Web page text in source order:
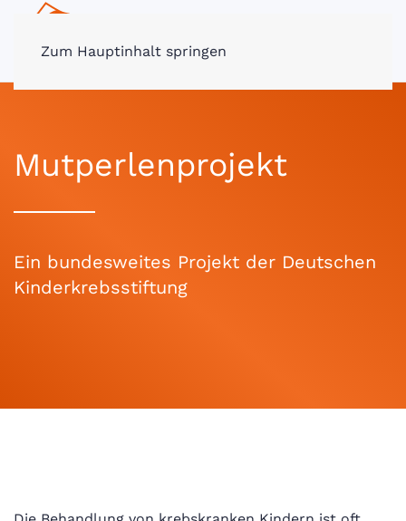
Zum Hauptinhalt springen
Mutperlenprojekt
Ein bundesweites Projekt der Deutschen
Kinderkrebsstiftung